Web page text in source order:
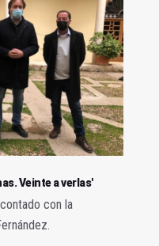
Veinte a verlas'
con la